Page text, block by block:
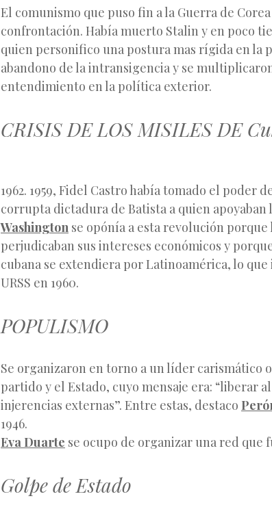
El comunismo que puso fin a la Guerra de
confrontación. Había muerto Stalin y en poco
quien personifico una postura mas rígida en la
abandono de la intransigencia y se
entendimiento en la política exterior.
CRISIS DE LOS MISILES DE
1962. 1959, Fidel Castro había tomado el poder
corrupta dictadura de Batista a quien apoyaban
Washington se opónía a esta revolución
perjudicaban sus intereses económicos y
cubana se extendiera por Latinoamérica, lo
URSS en 1960.
POPULISMO
Se organizaron en torno a un líder carismático
partido y el Estado, cuyo mensaje era: “liberar
injerencias externas”. Entre estas, destaco
1946.
Eva Duarte se ocupo de organizar una red que
Golpe de Estado